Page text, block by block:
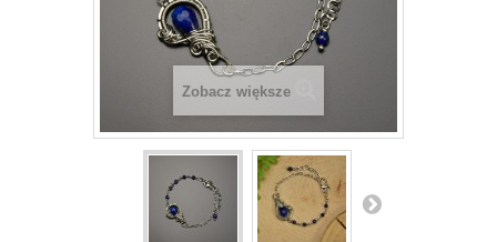
Zobacz większe